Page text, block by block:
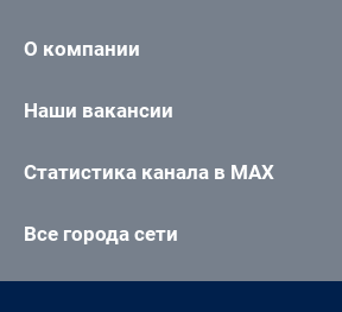
О компании
Наши вакансии
Статистика канала в MAX
Все города сети